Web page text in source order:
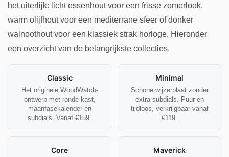
het uiterlijk: licht essenhout voor een frisse zomerlook,
warm olijfhout voor een mediterrane sfeer of donker
walnoothout voor een klassiek strak horloge. Hieronder
een overzicht van de belangrijkste collecties.
Classic
Het originele WoodWatch-
ontwerp met ronde kast,
maanfasekalender en
subdials. Vanaf €159.
Minimal
Schone wijzerplaat zonder
extra subdials. Puur en
tijdloos, verkrijgbaar vanaf
€119.
Core Maverick